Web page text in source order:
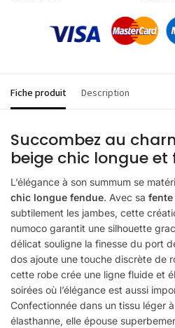
Fiche produit Description
Succombez au
beige chic longue et
L’élégance à son summum se
chic longue fendue. Avec sa fente
subtilement les jambes, cette
numoco garantit une silhouette
délicat souligne la finesse du port
dos ajoute une touche discrète de
cette robe crée une ligne fluide et
soirées où l’élégance est aussi
Confectionnée dans un tissu léger
élasthanne, elle épouse